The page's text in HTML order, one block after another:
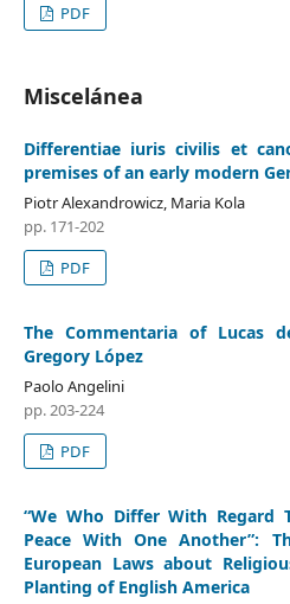
PDF
Miscelánea
Differentiae iuris civilis et
premises of an early modern
Piotr Alexandrowicz, Maria Kola
pp. 171-202
PDF
The Commentaria of Lucas
Gregory López
Paolo Angelini
pp. 203-224
PDF
“We Who Differ With Regard
Peace With One Another”:
European Laws about
Planting of English America